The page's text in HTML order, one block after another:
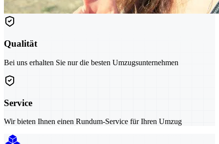
Qualität
Bei uns erhalten Sie nur die besten Umzugsunternehmen
Service
Wir bieten Ihnen einen Rundum-Service für Ihren Umzug